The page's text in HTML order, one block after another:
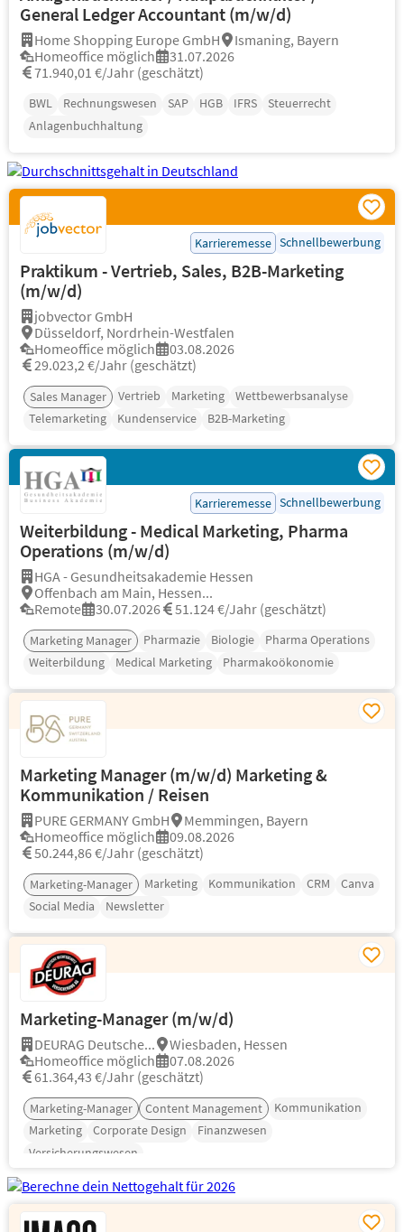
General Ledger Accountant (m/w/d)
Home Shopping Europe GmbH
Ismaning, Bayern
Homeoffice möglich
31.07.2026
71.940,01 €/Jahr (geschätzt)
BWL Rechnungswesen SAP HGB IFRS
Steuerrecht
Anlagenbuchhaltung
Karrieremesse Schnellbewerbung
Praktikum - Vertrieb, Sales, B2B-Marketing
(m/w/d)
jobvector GmbH
Düsseldorf, Nordrhein-Westfalen
Homeoffice möglich
03.08.2026
29.023,2 €/Jahr (geschätzt)
Sales Manager Vertrieb Marketing
Wettbewerbsanalyse
Telemarketing
Kundenservice B2B-Marketing
Karrieremesse Schnellbewerbung
Weiterbildung - Medical Marketing, Pharma
Operations (m/w/d)
HGA - Gesundheitsakademie Hessen
Offenbach am Main, Hessen...
Remote
30.07.2026 51.124 €/Jahr (geschätzt)
Marketing Manager Pharmazie Biologie
Pharma Operations
Weiterbildung
Medical Marketing Pharmakoökonomie
Marketing Manager (m/w/d) Marketing &
Kommunikation / Reisen
PURE GERMANY GmbH
Memmingen, Bayern
Homeoffice möglich
09.08.2026
50.244,86 €/Jahr (geschätzt)
Marketing-Manager Marketing Kommunikation CRM
Canva
Social Media
Newsletter
Marketing-Manager (m/w/d)
DEURAG Deutsche...
Wiesbaden, Hessen
Homeoffice möglich
07.08.2026
61.364,43 €/Jahr (geschätzt)
Marketing-Manager Content Management
Kommunikation
Marketing
Corporate Design
Finanzwesen
Versicherungswesen